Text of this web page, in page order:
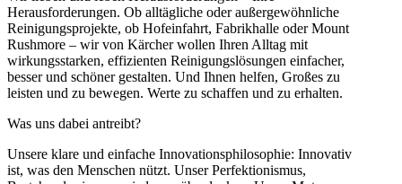
Herausforderungen. Ob alltägliche oder außergewöhnliche
Reinigungsprojekte, ob Hofeinfahrt, Fabrikhalle oder Mount
Rushmore – wir von Kärcher wollen Ihren Alltag mit
wirkungsstarken, effizienten Reinigungslösungen einfacher,
besser und schöner gestalten. Und Ihnen helfen, Großes zu
leisten und zu bewegen. Werte zu schaffen und zu erhalten.
Was uns dabei antreibt?
Unsere klare und einfache Innovationsphilosophie: Innovativ
ist, was den Menschen nützt. Unser Perfektionismus,